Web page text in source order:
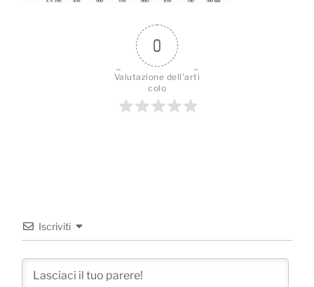
0
Valutazione dell'arti
colo
Iscriviti